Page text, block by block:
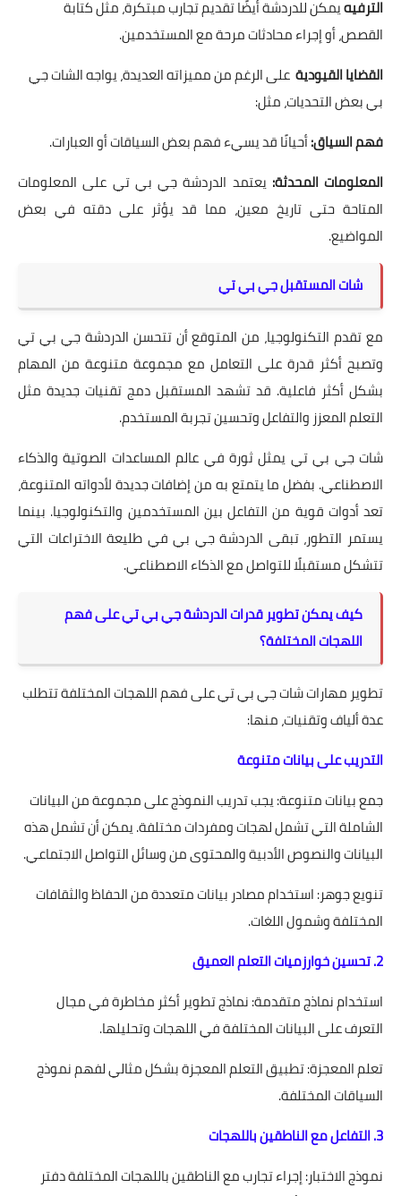
الترفيهيمكن للدردشة أيضًا تقديم تجارب مبتكرة، مثل كتابة
القصص، أو إجراء محادثات مرحة مع المستخدمين.
القضايا القيودية على الرغم من مميزاته العديدة، يواجه الشات جي
بي بعض التحديات، مثل:
فهم السياق:أحيانًا قد يسيء فهم بعض السياقات أو العبارات.
المعلومات المحدثة: يعتمد الدردشة جي بي تي على المعلومات
المتاحة حتى تاريخ معين، مما قد يؤثر على دقته في بعض
المواضيع.
شات المستقبل جي بي تي
مع تقدم التكنولوجيا، من المتوقع أن تتحسن الدردشة جي بي تي
وتصبح أكثر قدرة على التعامل مع مجموعة متنوعة من المهام
بشكل أكثر فاعلية. قد تشهد المستقبل دمج تقنيات جديدة مثل
التعلم المعزز والتفاعل وتحسين تجربة المستخدم.
شات جي بي تي يمثل ثورة في عالم المساعدات الصوتية والذكاء
الاصطناعي. بفضل ما يتمتع به من إضافات جديدة لأدواته المتنوعة،
تعد أدوات قوية من التفاعل بين المستخدمين والتكنولوجيا. بينما
يستمر التطور، تبقى الدردشة جي بي في طليعة الاختراعات التي
تتشكل مستقبلًا للتواصل مع الذكاء الاصطناعي.
كيف يمكن تطوير قدرات الدردشة جي بي تي على فهم
اللهجات المختلفة؟
تطوير مهارات شات جي بي تي على فهم اللهجات المختلفة تتطلب
عدة ألياف وتقنيات، منها:
التدريب على بيانات متنوعة
جمع بيانات متنوعة: يجب تدريب النموذج على مجموعة من البيانات
الشاملة التي تشمل لهجات ومفردات مختلفة. يمكن أن تشمل هذه
البيانات والنصوص الأدبية والمحتوى من وسائل التواصل الاجتماعي.
تنويع جوهر: استخدام مصادر بيانات متعددة من الحفاظ والثقافات
المختلفة وشمول اللغات.
2. تحسين خوارزميات التعلم العميق
استخدام نماذج متقدمة: نماذج تطوير أكثر مخاطرة في مجال
التعرف على البيانات المختلفة في اللهجات وتحليلها.
تعلم المعجزة: تطبيق التعلم المعجزة بشكل مثالي لفهم نموذج
السياقات المختلفة.
3. التفاعل مع الناطقين باللهجات
نموذج الاختبار: إجراء تجارب مع الناطقين باللهجات المختلفة دفتر